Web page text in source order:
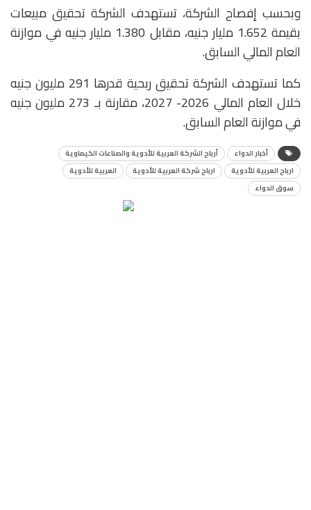
وبحسب إفصاح الشركة، تستهدف الشركة تحقيق مبيعات
بقيمة 1.652 مليار جنيه، مقابل 1.380 مليار جنيه في موازنة
العام المالي السابق.
​كما تستهدف الشركة تحقيق ربحية قدرها 291 مليون جنيه
خلال العام المالي 2026- 2027، مقارنة بـ 273 مليون جنيه
في موازنة العام السابق.
أخبار الدواء
أرباح الشركة العربية للأدوية والصناعات الكيماوية
ارباح العربية للأدوية
ارباح شركة العربية للأدوية
العربية للأدوية
سوق الدواء